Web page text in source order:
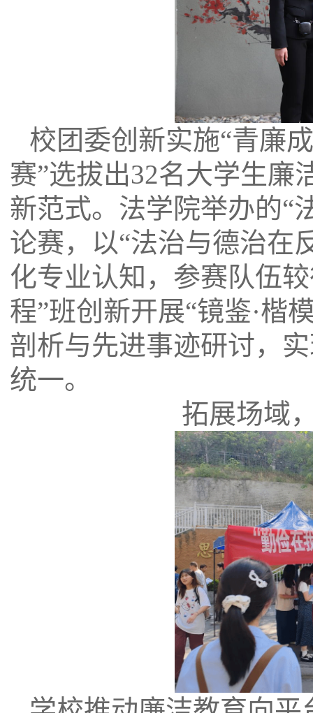
校团委创新实施“青廉
赛”选拔出32名大学生廉
新范式。法学院举办的“
论赛，以“法治与德治在
化专业认知，参赛队伍
程”班创新开展“镜鉴·楷
剖析与先进事迹研讨，
统一。
拓展场域